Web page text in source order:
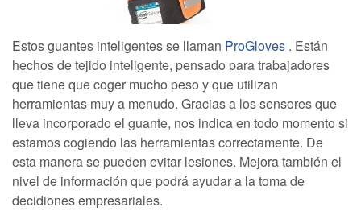
Estos guantes inteligentes se llaman ProGloves . Están
hechos de tejido inteligente, pensado para trabajadores
que tiene que coger mucho peso y que utilizan
herramientas muy a menudo. Gracias a los sensores que
lleva incorporado el guante, nos indica en todo momento si
estamos cogiendo las herramientas correctamente. De
esta manera se pueden evitar lesiones. Mejora también el
nivel de información que podrá ayudar a la toma de
decidiones empresariales.